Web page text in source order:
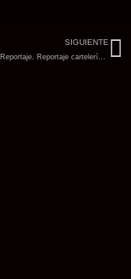
SIGUIENTE
Fotografía de Reportaje. Reportaje cartelería 34 Mostra de València.